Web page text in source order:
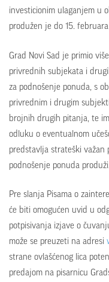
investicionim ulaganjem u
produžen je do 15.
Grad Novi Sad je primio
privrednih subjekata i
za podnošenje ponuda, s
privrednim i drugim
brojnih drugih pitanja, te
odluku o eventualnom
predstavlјa strateški
podnošenje ponuda produži.
Pre slanja Pisama o
će biti omogućen uvid u
potpisivanja izjave o
može se preuzeti na adresi
strane ovlašćenog lica
predajom na pisarnicu